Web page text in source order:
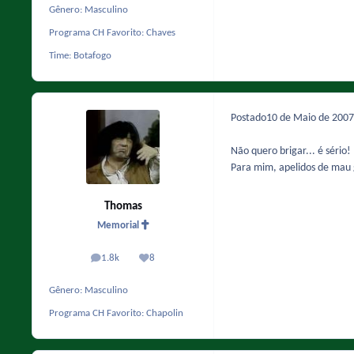
Gênero: Masculino
Programa CH Favorito: Chaves
Time: Botafogo
Thomas
Memorial
1.8k
posts 8
Reputação
Gênero: Masculino
Programa CH Favorito: Chapolin
Postado10 de Maio de
Não quero brigar... é
Para mim, apelidos de